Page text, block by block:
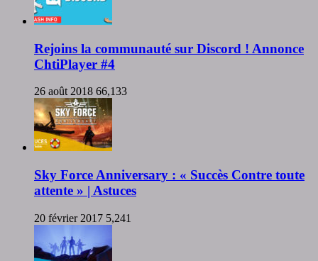
Rejoins la communauté sur Discord ! Annonce
ChtiPlayer #4
26 août 2018 66,133
Sky Force Anniversary : « Succès Contre toute
attente » | Astuces
20 février 2017 5,241